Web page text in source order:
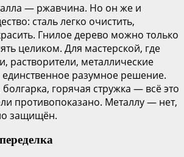
— ржавчина. Но он же и
сталь легко очистить,
Гнилое дерево можно только
целиком. Для мастерской, где
растворители, металлические
разумное решение.
горячая стружка — всё это
противопоказано. Металлу — нет,
защищён.